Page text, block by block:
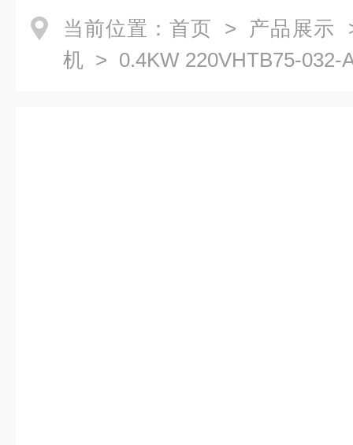
当前位置： 首页 > 产品展示
机 > 0.4KW 220VHTB75-032-AC生物发酵配套用中压